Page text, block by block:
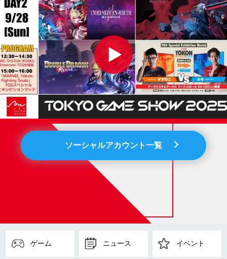
ソーシャルアカウント一覧
ゲーム ニュース イベント